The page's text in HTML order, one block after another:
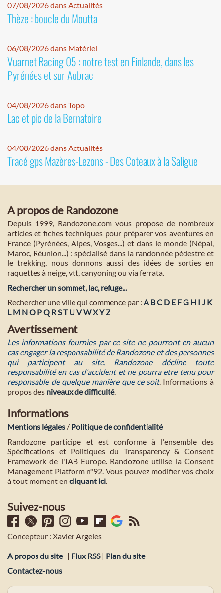
07/08/2026 dans Actualités
Thèze : boucle du Moutta
06/08/2026 dans Matériel
Vuarnet Racing 05 : notre test en Finlande, dans les
Pyrénées et sur Aubrac
04/08/2026 dans Topo
Lac et pic de la Bernatoire
04/08/2026 dans Actualités
Tracé gps Mazères-Lezons - Des Coteaux à la Saligue
A propos de Randozone
Depuis 1999, Randozone.com vous propose de nombreux
articles et fiches techniques pour préparer vos aventures en
France (Pyrénées, Alpes, Vosges...) et dans le monde (Népal,
Maroc, Réunion...) : spécialisé dans la randonnée pédestre et
le trekking, nous donnons aussi des idées de sorties en
raquettes à neige, vtt, canyoning ou via ferrata.
Rechercher un sommet, lac, refuge...
Rechercher une ville qui commence par : A BC D E FG H I J K
L M NO PQ RST U VWXYZ
Avertissement
Les informations fournies par ce site ne pourront en aucun
cas engager la responsabilité de Randozone et des personnes
qui participent au site. Randozone décline toute
responsabilité en cas d'accident et ne pourra etre tenu pour
responsable de quelque manière que ce soit. Informations à
propos des niveaux de difficulté.
Informations
Mentions légales / Politique de confidentialité
Randozone participe et est conforme à l'ensemble des
Spécifications et Politiques du Transparency & Consent
Framework de l'IAB Europe. Randozone utilise la Consent
Management Platform n°92. Vous pouvez modifier vos choix
à tout moment en cliquant ici.
Suivez-nous
Concepteur : Xavier Argeles
A propos du site | Flux RSS| Plan du site
Contactez-nous